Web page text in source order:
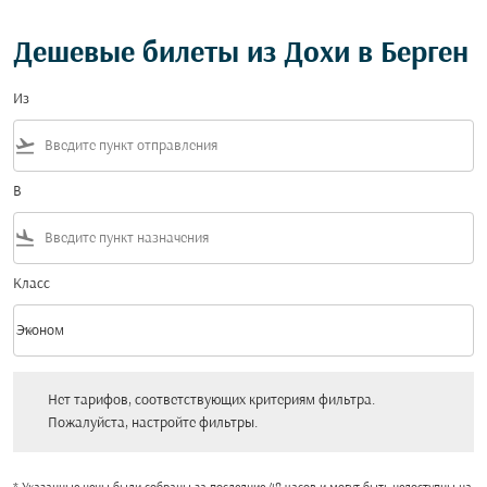
Дешевые билеты из Дохи в Берген
Из
flight_takeoff
В
flight_land
Класс
Класс option Эконом Selected
Эконом
keyboard_arrow_down
Нет тарифов, соответствующих критериям фильтра.
Пожалуйста, настройте фильтры.